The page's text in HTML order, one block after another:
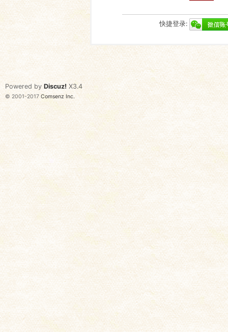
快捷登录:
Powered by Discuz! X3.4
© 2001-2017 Comsenz Inc.